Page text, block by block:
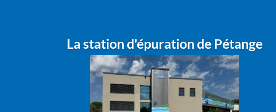
La station d'épuration de Pétange